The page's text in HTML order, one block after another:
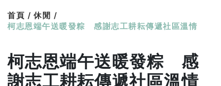
首頁 / 休閒 /
柯志恩端午送暖發粽 感謝志工耕耘傳遞社區溫情
柯志恩端午送暖發粽 感
謝志工耕耘傳遞社區溫情